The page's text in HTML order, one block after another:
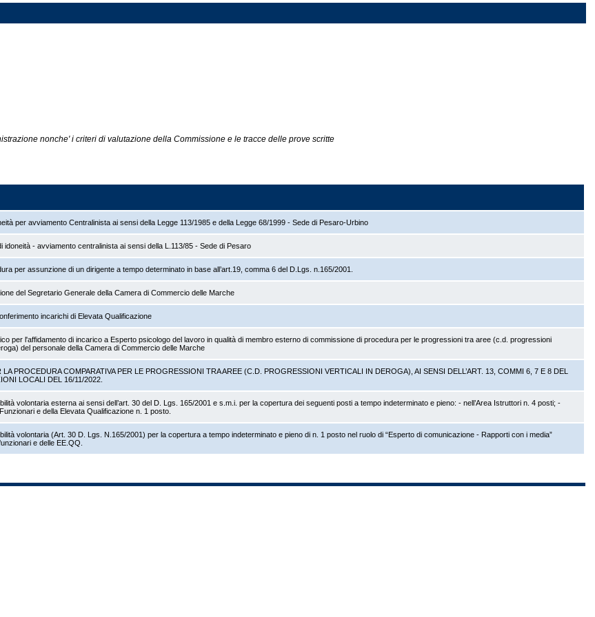
nonche' i criteri di valutazione della Commissione e le tracce delle prove scritte
per avviamento Centralinista ai sensi della Legge 113/1985 e della Legge 68/1999 - Sede di Pesaro-Urbino
idoneità - avviamento centralinista ai sensi della L.113/85 - Sede di Pesaro
per assunzione di un dirigente a tempo determinato in base all’art.19, comma 6 del D.Lgs. n.165/2001.
del Segretario Generale della Camera di Commercio delle Marche
incarichi di Elevata Qualificazione
per l'affidamento di incarico a Esperto psicologo del lavoro in qualità di membro esterno di commissione di procedura per le progressioni tra aree (c.d. progressioni
del personale della Camera di Commercio delle Marche
LA PROCEDURA COMPARATIVA PER LE PROGRESSIONI TRA AREE (C.D. PROGRESSIONI VERTICALI IN DEROGA), AI SENSI DELL’ART. 13, COMMI 6, 7 E 8 DEL
LOCALI DEL 16/11/2022.
volontaria esterna ai sensi dell’art. 30 del D. Lgs. 165/2001 e s.m.i. per la copertura dei seguenti posti a tempo indeterminato e pieno: - nell’Area Istruttori n. 4 posti; -
e della Elevata Qualificazione n. 1 posto.
volontaria (Art. 30 D. Lgs. N.165/2001) per la copertura a tempo indeterminato e pieno di n. 1 posto nel ruolo di “Esperto di comunicazione - Rapporti con i media”
e delle EE.QQ.